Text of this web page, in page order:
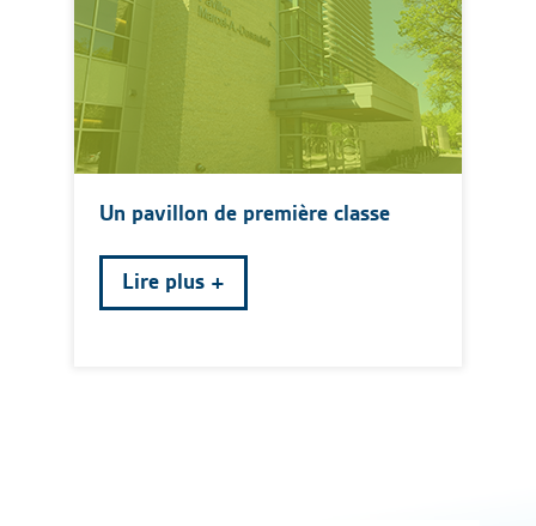
Un pavillon de première classe
Lire plus